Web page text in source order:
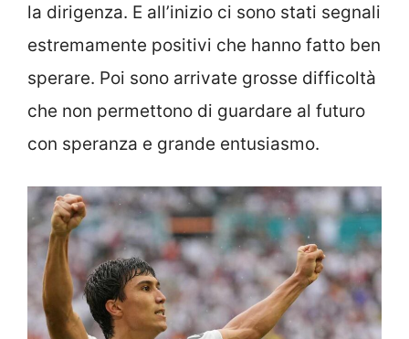
la dirigenza. E all’inizio ci sono stati segnali
estremamente positivi che hanno fatto ben
sperare. Poi sono arrivate grosse difficoltà
che non permettono di guardare al futuro
con speranza e grande entusiasmo.